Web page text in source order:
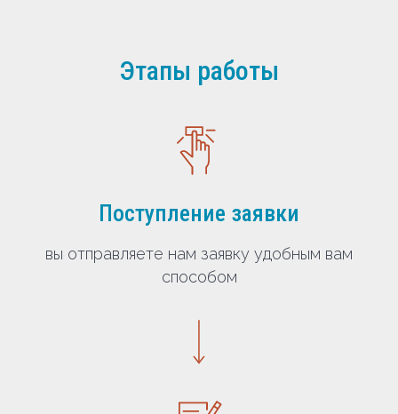
Этапы работы
Поступление заявки
вы отправляете нам заявку удобным вам
способом